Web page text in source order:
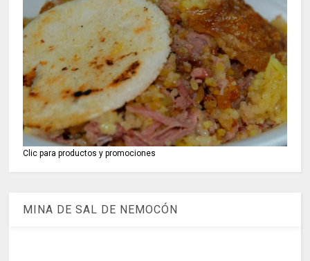
Clic para productos y promociones
MINA DE SAL DE NEMOCÓN